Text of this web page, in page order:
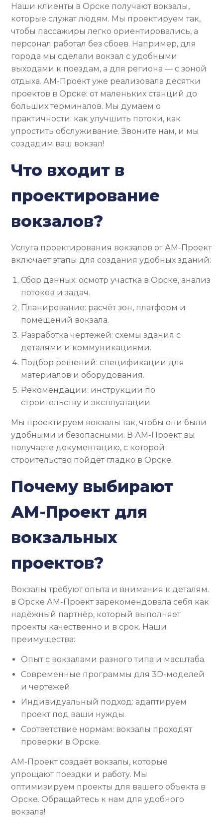
Наши клиенты в Орске получают вокзалы,
которые служат людям. Мы проектируем так,
чтобы пассажиры легко ориентировались, а
персонал работал без сбоев. Например, для
города мы сделали вокзал с удобными
выходами к поездам, а для региона — с зоной
отдыха. АМ-Проект уже реализовала десятки
проектов в Орске: от маленьких станций до
больших терминалов. Мы думаем о
практичности: как улучшить потоки, как
упростить обслуживание. Звоните нам, и мы
создадим ваш вокзал!
Что входит в
проектирование
вокзалов?
Услуга проектирования вокзалов от АМ-Проект
включает этапы для создания удобных зданий:
Сбор данных: осмотр участка в Орске, анализ
потоков и задач.
Планирование: расчёт зон, платформ и
помещений вокзала.
Разработка чертежей: схемы здания с
деталями и коммуникациями.
Подбор решений: спецификации для
материалов и оборудования.
Рекомендации: инструкции по
строительству и эксплуатации.
Мы проектируем вокзалы так, чтобы они были
удобными и безопасными. В АМ-Проект вы
получаете документацию, с которой
строительство пойдёт гладко в Орске.
Почему выбирают
АМ-Проект для
вокзальных
проектов?
Вокзалы требуют опыта и внимания к деталям.
в Орске АМ-Проект зарекомендовала себя как
надёжный партнёр, который выполняет
проекты качественно и в срок. Наши
преимущества:
Опыт с вокзалами разного типа и масштаба.
Современные программы для 3D-моделей
и чертежей.
Индивидуальный подход: адаптируем
проект под ваши нужды.
Соответствие нормам: вокзалы проходят
проверки в Орске.
АМ-Проект создаёт вокзалы, которые
упрощают поездки и работу. Мы
оптимизируем проекты для вашего объекта в
Орске. Обращайтесь к нам для удобного
вокзала!